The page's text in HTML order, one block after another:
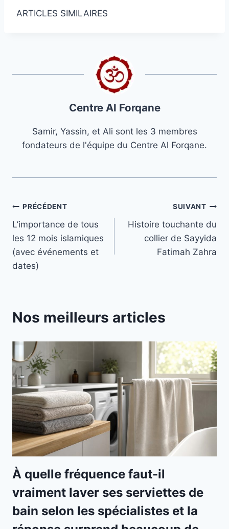
ARTICLES SIMILAIRES
Centre Al Forqane
Samir, Yassin, et Ali sont les 3 membres
fondateurs de l'équipe du Centre Al Forqane.
Navigation
de
l’article
PRÉCÉDENT
L’importance de tous
les 12 mois islamiques
(avec événements et
dates)
SUIVANT
Histoire touchante du
collier de Sayyida
Fatimah Zahra
Nos meilleurs articles
À quelle fréquence faut-il
vraiment laver ses serviettes de
bain selon les spécialistes et la